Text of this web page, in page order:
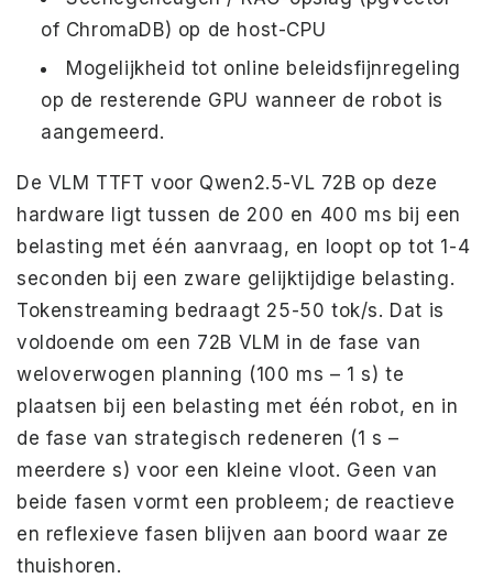
of ChromaDB) op de host-CPU
Mogelijkheid tot online beleidsfijnregeling
op de resterende GPU wanneer de robot is
aangemeerd.
De VLM TTFT voor Qwen2.5-VL 72B op deze
hardware ligt tussen de 200 en 400 ms bij een
belasting met één aanvraag, en loopt op tot 1-4
seconden bij een zware gelijktijdige belasting.
Tokenstreaming bedraagt ​​25-50 tok/s. Dat is
voldoende om een ​​72B VLM in de fase van
weloverwogen planning (100 ms – 1 s) te
plaatsen bij een belasting met één robot, en in
de fase van strategisch redeneren (1 s –
meerdere s) voor een kleine vloot. Geen van
beide fasen vormt een probleem; de reactieve
en reflexieve fasen blijven aan boord waar ze
thuishoren.